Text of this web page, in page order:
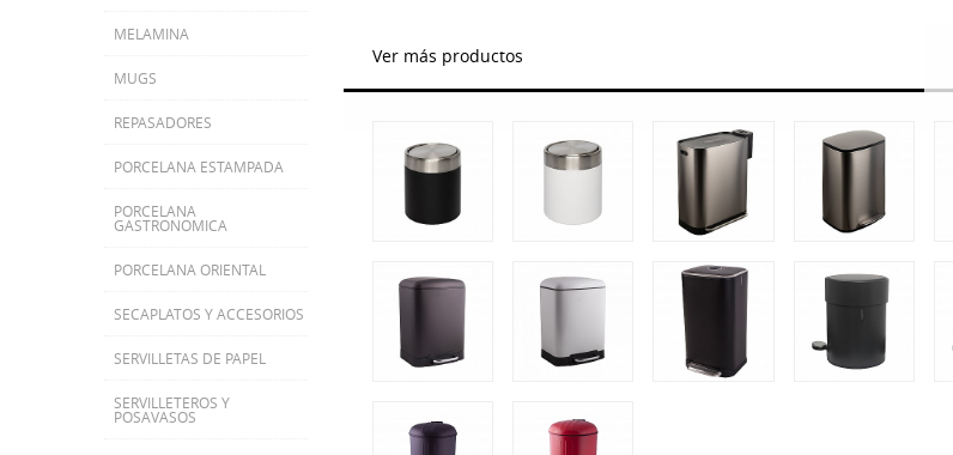
MELAMINA
MUGS
REPASADORES
PORCELANA ESTAMPADA
PORCELANA
GASTRONOMICA
PORCELANA ORIENTAL
SECAPLATOS Y ACCESORIOS
SERVILLETAS DE PAPEL
SERVILLETEROS Y
POSAVASOS
Ver más productos